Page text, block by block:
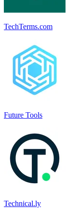
TechTerms.com
Future Tools
Technical.ly